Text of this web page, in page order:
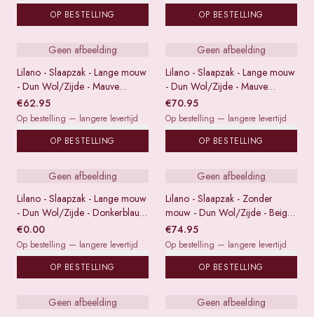
OP BESTELLING
OP BESTELLING
Geen afbeelding
Lilano - Slaapzak - Lange mouw
- Dun Wol/Zijde - Mauve
gestreept - 50/56
€62.95
Op bestelling — langere levertijd
OP BESTELLING
Geen afbeelding
Lilano - Slaapzak - Lange mouw
- Dun Wol/Zijde - Mauve
gestreept - 62/68
€70.95
Op bestelling — langere levertijd
OP BESTELLING
Geen afbeelding
Lilano - Slaapzak - Lange mouw
- Dun Wol/Zijde - Donkerblauw
gestreept
€0.00
Op bestelling — langere levertijd
OP BESTELLING
Geen afbeelding
Lilano - Slaapzak - Zonder
mouw - Dun Wol/Zijde - Beige
gestreept - 90
€74.95
Op bestelling — langere levertijd
OP BESTELLING
Geen afbeelding
Geen afbeelding